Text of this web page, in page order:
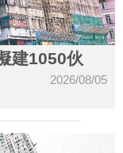
建1050伙
2026/08/05